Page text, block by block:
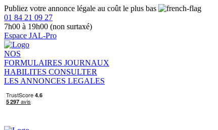
Publiez votre annonce légale au coût le plus bas
01 84 21 09 27
7h00 à 19h00 (non surtaxé)
Espace JAL-Pro
NOS
FORMULAIRES JOURNAUX
HABILITES CONSULTER
LES ANNONCES LEGALES